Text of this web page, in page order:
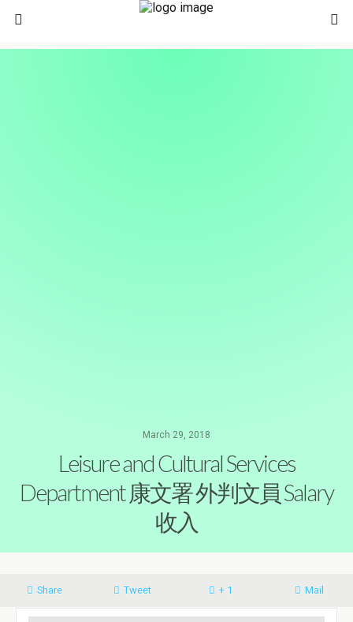
March 29, 2018
Leisure and Cultural Services
Department 康文署 外判文員 Salary
收入
Share Tweet + 1 Mail